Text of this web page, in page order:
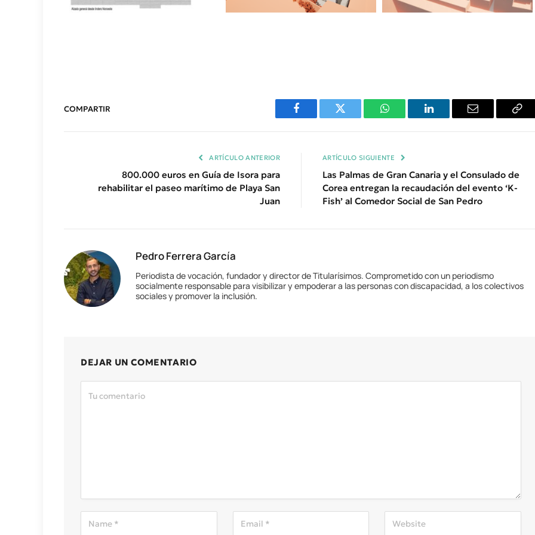
COMPARTIR
Facebook Twitter WhatsAppLinkedIn Email
ARTÍCULO ANTERIOR
800.000 euros en Guía de Isora para
rehabilitar el paseo marítimo de Playa San
Juan
ARTÍCULO SIGUIENTE
Las Palmas de Gran Canaria y el Consulado de
Corea entregan la recaudación del evento ‘K-
Fish’ al Comedor Social de San Pedro
Pedro Ferrera García
Periodista de vocación, fundador y director de Titularísimos. Comprometido con un periodismo
socialmente responsable para visibilizar y empoderar a las personas con discapacidad, a los colectivos
sociales y promover la inclusión.
DEJAR UN COMENTARIO